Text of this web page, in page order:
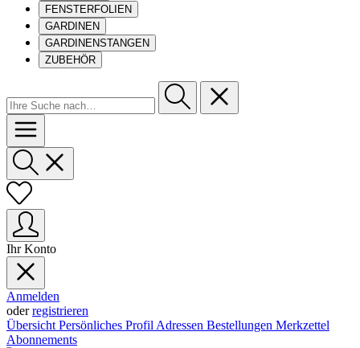
FENSTERFOLIEN
GARDINEN
GARDINENSTANGEN
ZUBEHÖR
Ihr Konto
Anmelden
oderregistrieren
Übersicht Persönliches Profil Adressen Bestellungen Merkzettel
Abonnements